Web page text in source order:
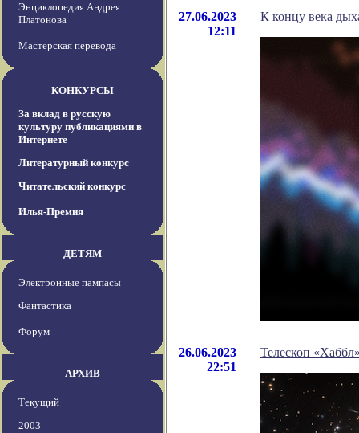
Энциклопедия Андрея
Платонова
Мастерская перевода
КОНКУРСЫ
За вклад в русскую
культуру публикациями в
Интернете
Литературный конкурс
Читательский конкурс
Илья-Премия
ДЕТЯМ
Электронные пампасы
Фантастика
Форум
АРХИВ
Текущий
2003
27.06.2023
12:11
К концу века
26.06.2023
22:51
Телескоп